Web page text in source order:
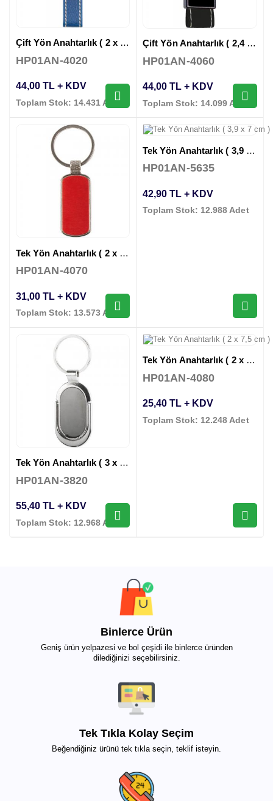
Çift Yön Anahtarlık ( 2 x 10,5 cm )
HP01AN-4020
44,00 TL + KDV
Toplam Stok: 14.431 Adet
Çift Yön Anahtarlık ( 2,4 x 8,7 cm )
HP01AN-4060
44,00 TL + KDV
Toplam Stok: 14.099 Adet
Tek Yön Anahtarlık ( 2 x 7,5 cm )
HP01AN-4070
31,00 TL + KDV
Toplam Stok: 13.573 Adet
Tek Yön Anahtarlık ( 3,9 x 7 cm )
HP01AN-5635
42,90 TL + KDV
Toplam Stok: 12.988 Adet
Tek Yön Anahtarlık ( 3 x 8,3 cm )
HP01AN-3820
55,40 TL + KDV
Toplam Stok: 12.968 Adet
Tek Yön Anahtarlık ( 2 x 7,5 cm )
HP01AN-4080
25,40 TL + KDV
Toplam Stok: 12.248 Adet
Binlerce Ürün
Geniş ürün yelpazesi ve bol çeşidi ile binlerce üründen
dilediğinizi seçebilirsiniz.
Tek Tıkla Kolay Seçim
Beğendiğiniz ürünü tek tıkla seçin, teklif isteyin.